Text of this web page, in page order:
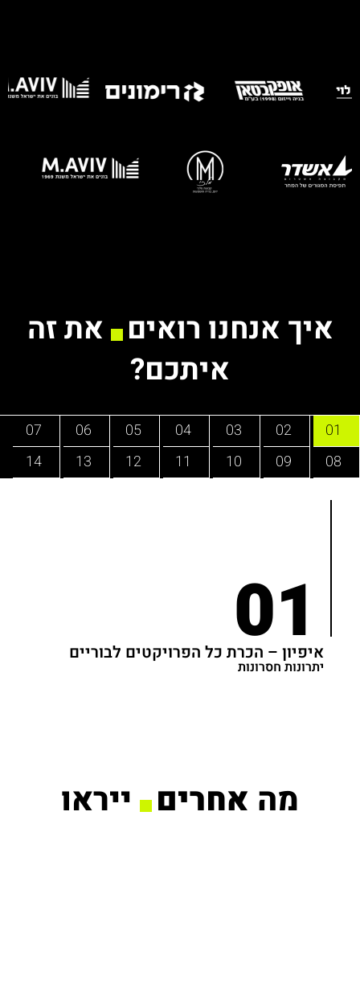
איך אנחנו רואים את זה
איתכם?
01
02
03
04
05
06
07
08
09
10
11
12
13
14
01
איפיון – הכרת כל הפרויקטים לבוריים
יתרונות חסרונות
מה אחרים ייראו